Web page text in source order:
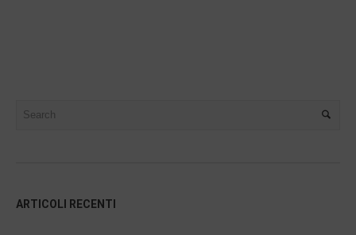
ARTICOLI RECENTI